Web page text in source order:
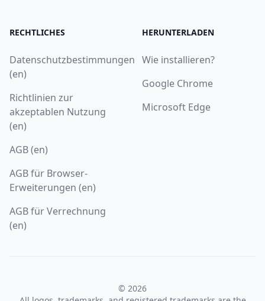
RECHTLICHES
Datenschutzbestimmungen
(en)
Richtlinien zur
akzeptablen Nutzung
(en)
AGB (en)
AGB für Browser-
Erweiterungen (en)
AGB für Verrechnung
(en)
HERUNTERLADEN
Wie installieren?
Google Chrome
Microsoft Edge
© 2026